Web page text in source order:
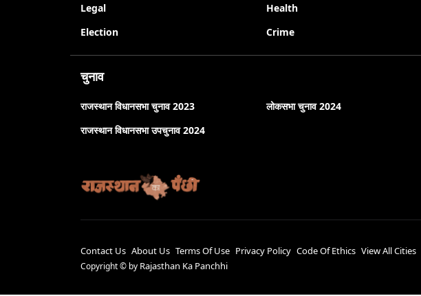
Legal
Health
Election
Crime
चुनाव
राजस्थान विधानसभा चुनाव 2023
लोकसभा चुनाव 2024
राजस्थान विधानसभा उपचुनाव 2024
Contact Us About Us Terms Of Use Privacy Policy Code Of Ethics View All Cities
Copyright © by Rajasthan Ka Panchhi